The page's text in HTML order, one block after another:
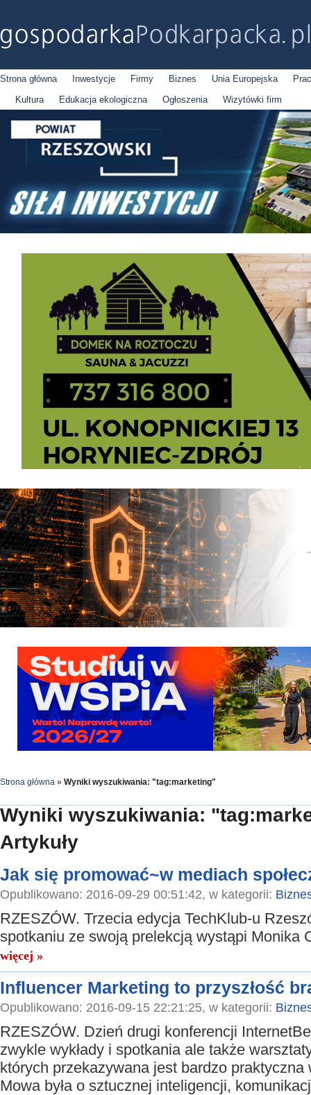
Strona główna Inwestycje Firmy Biznes Unia Europejska
Kultura
Edukacja ekologiczna Ogłoszenia Wizytówki firm
Strona główna » Wyniki wyszukiwania: "tag:marketing"
Wyniki wyszukiwania:
Artykuły
Jak się promować~w mediach
Opublikowano: 2016-09-29 00:51:42, w kategorii:
RZESZÓW. Trzecia edycja TechKlub-u
spotkaniu ze swoją prelekcją wystąpi Monika
więcej »
Influencer Marketing to przyszłość
Opublikowano: 2016-09-15 22:21:25, w kategorii:
RZESZÓW. Dzień drugi konferencji
zwykle wykłady i spotkania ale także
których przekazywana jest bardzo praktyczna
Mowa była o sztucznej inteligencji,